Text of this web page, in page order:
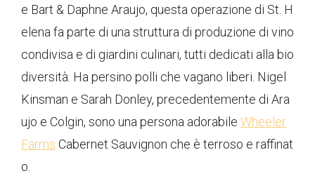
e Bart & Daphne Araujo, questa operazione di St. H
elena fa parte di una struttura di produzione di vino
condivisa e di giardini culinari, tutti dedicati alla bio
diversità. Ha persino polli che vagano liberi. Nigel
Kinsman e Sarah Donley, precedentemente di Ara
ujo e Colgin, sono una persona adorabile Wheeler
Farms Cabernet Sauvignon che è terroso e raffinat
o.